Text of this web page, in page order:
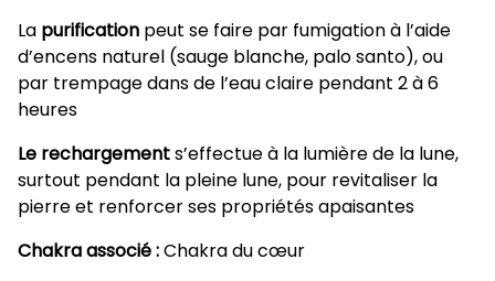
La purification peut se faire par fumigation à l’aide
d’encens naturel (sauge blanche, palo santo), ou
par trempage dans de l’eau claire pendant 2 à 6
heures
Le rechargements’effectue à la lumière de la lune,
surtout pendant la pleine lune, pour revitaliser la
pierre et renforcer ses propriétés apaisantes
Chakra associé :Chakra du cœur